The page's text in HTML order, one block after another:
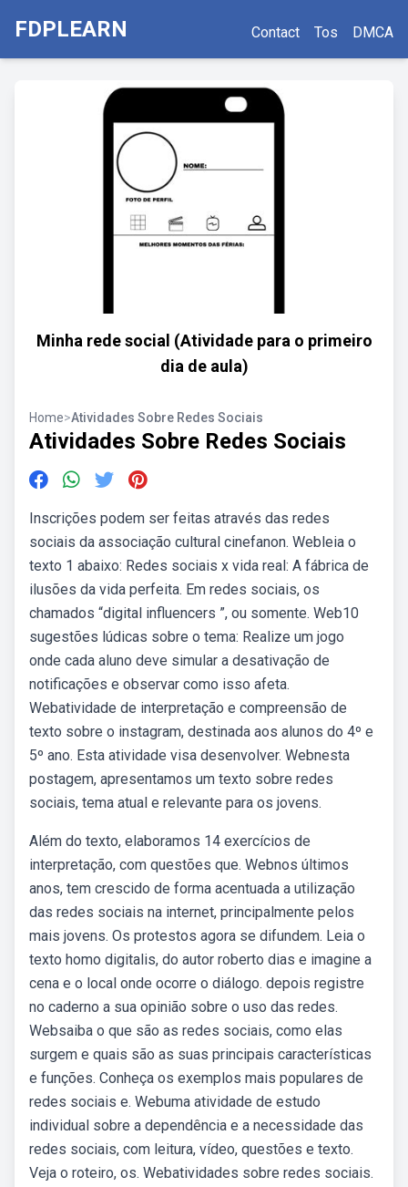
FDPLEARN Contact Tos DMCA
Minha rede social (Atividade para o primeiro
dia de aula)
Home>Atividades Sobre Redes Sociais
Atividades Sobre Redes Sociais
Inscrições podem ser feitas através das redes
sociais da associação cultural cinefanon. Webleia o
texto 1 abaixo: Redes sociais x vida real: A fábrica de
ilusões da vida perfeita. Em redes sociais, os
chamados “digital influencers ”, ou somente. Web10
sugestões lúdicas sobre o tema: Realize um jogo
onde cada aluno deve simular a desativação de
notificações e observar como isso afeta.
Webatividade de interpretação e compreensão de
texto sobre o instagram, destinada aos alunos do 4º e
5º ano. Esta atividade visa desenvolver. Webnesta
postagem, apresentamos um texto sobre redes
sociais, tema atual e relevante para os jovens.
Além do texto, elaboramos 14 exercícios de
interpretação, com questões que. Webnos últimos
anos, tem crescido de forma acentuada a utilização
das redes sociais na internet, principalmente pelos
mais jovens. Os protestos agora se difundem. Leia o
texto homo digitalis, do autor roberto dias e imagine a
cena e o local onde ocorre o diálogo. depois registre
no caderno a sua opinião sobre o uso das redes.
Websaiba o que são as redes sociais, como elas
surgem e quais são as suas principais características
e funções. Conheça os exemplos mais populares de
redes sociais e. Webuma atividade de estudo
individual sobre a dependência e a necessidade das
redes sociais, com leitura, vídeo, questões e texto.
Veja o roteiro, os. Webatividades sobre redes sociais.